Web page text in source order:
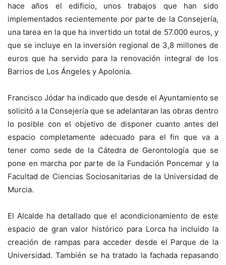
hace años el edificio, unos trabajos que han sido
implementados recientemente por parte de la Consejería,
una tarea en la que ha invertido un total de 57.000 euros, y
que se incluye en la inversión regional de 3,8 millones de
euros que ha servido para la renovación integral de los
Barrios de Los Ángeles y Apolonia.
Francisco Jódar ha indicado que desde el Ayuntamiento se
solicitó a la Consejería que se adelantaran las obras dentro
lo posible con el objetivo de disponer cuanto antes del
espacio completamente adecuado para el fin que va a
tener como sede de la Cátedra de Gerontología que se
pone en marcha por parte de la Fundación Poncemar y la
Facultad de Ciencias Sociosanitarias de la Universidad de
Murcia.
El Alcalde ha detallado que el acondicionamiento de este
espacio de gran valor histórico para Lorca ha incluido la
creación de rampas para acceder desde el Parque de la
Universidad. También se ha tratado la fachada repasando